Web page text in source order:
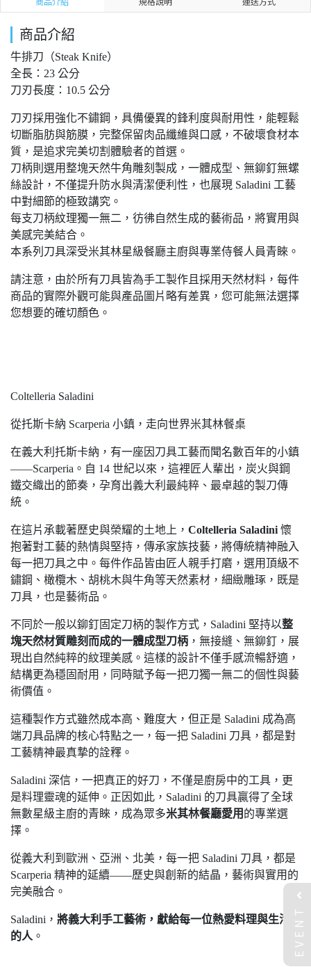
商品介紹
牛排刀（Steak Knife）
全長：23 公分
刀刃長度：10.5 公分
刀刃採用強化不鏽鋼，具備優異的鋒利度與耐用性，能輕鬆
切斷脂肪與筋膜，完整保留肉品纖維與口感，不破壞食材本
質，是追求完美切割體驗者的首選。
刀柄則選用整塊天然牛角雕刻製成，一體成型、無鉚釘無螺
絲設計，不僅提升防水與清潔便利性，也展現 Saladini 工藝
中對細節的極致講究。
每支刀柄紋理獨一無二，彷彿自然生成的藝術品，將實用與
美感完美結合。
本系列刀具深受米其林星級餐廳主廚與專業侍餐人員青睞。
請注意，由於所有刀具皆為手工製作且採用天然材料，每件
商品的實際外觀可能與產品圖片略有差異，您可能無法選擇
您想要的確切顏色。
Coltelleria Saladini
從托斯卡納 Scarperia 小鎮，走向世界米其林餐桌
在義大利托斯卡納，有一座因刀具工藝而聞名數百年的小鎮
——Scarperia。自 14 世紀以來，這裡匠人輩出，炭火與鋼
鐵交織出的節奏，孕育出義大利最純粹、最卓越的製刀傳
統。
在這片承載著歷史與榮耀的土地上， Coltelleria Saladini 懷
抱著對工藝的熱情與堅持，傳承家族技藝，將傳統精神融入
每一把刀具之中。每件作品皆由匠人親手打磨，選用頂級不
鏽鋼、橄欖木、胡桃木與牛角等天然素材，細緻雕琢，既是
刀具，也是藝術品。
不同於一般以鉚釘固定刀柄的製作方式，Saladini 堅持以整
塊天然材質雕刻而成的一體成型刀柄 ，無接縫、無鉚釘，展
現出自然純粹的紋理美感。這樣的設計不僅手感流暢舒適，
結構更為穩固耐用，同時賦予每一把刀獨一無二的個性與藝
術價值。
這種製作方式雖然成本高、難度大，但正是 Saladini 成為高
端刀具品牌的核心特點之一，每一把 Saladini 刀具，都是對
工藝精神最真摯的詮釋。
Saladini 深信，一把真正的好刀，不僅是廚房中的工具，更
是料理靈魂的延伸。正因如此，Saladini 的刀具贏得了全球
無數星級主廚的青睞，成為眾多米其林餐廳愛用 的專業選
擇。
從義大利到歐洲、亞洲、北美，每一把 Saladini 刀具，都是
Scarperia 精神的延續——歷史與創新的結晶，藝術與實用的
完美融合。
Saladini， 將義大利手工藝術，獻給每一位熱愛料理與生活
的人 。 EVENT